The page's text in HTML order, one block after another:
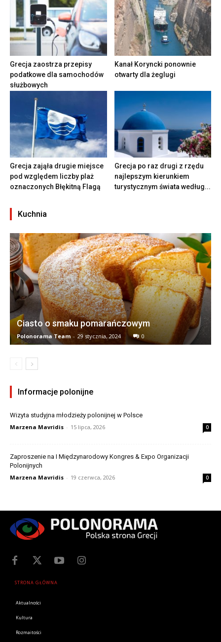
Grecja zaostrza przepisy
podatkowe dla samochodów
służbowych
Kanał Koryncki ponownie
otwarty dla żeglugi
Grecja zająła drugie miejsce
pod względem liczby plaż
oznaczonych Błękitną Flagą
Grecja po raz drugi z rzędu
najlepszym kierunkiem
turystycznym świata według...
Kuchnia
Ciasto o smaku pomarańczowym
Polonorama Team - 29 stycznia, 2024 0
Informacje polonijne
Wizyta studyjna młodzieży polonijnej w Polsce
Marzena Mavridis - 15 lipca, 2026 0
Zaproszenie na I Międzynarodowy Kongres & Expo Organizacji
Polonijnych
Marzena Mavridis - 19 czerwca, 2026 0
STRONA GŁÓWNA
Aktualności
Kultura
Rozmaitości